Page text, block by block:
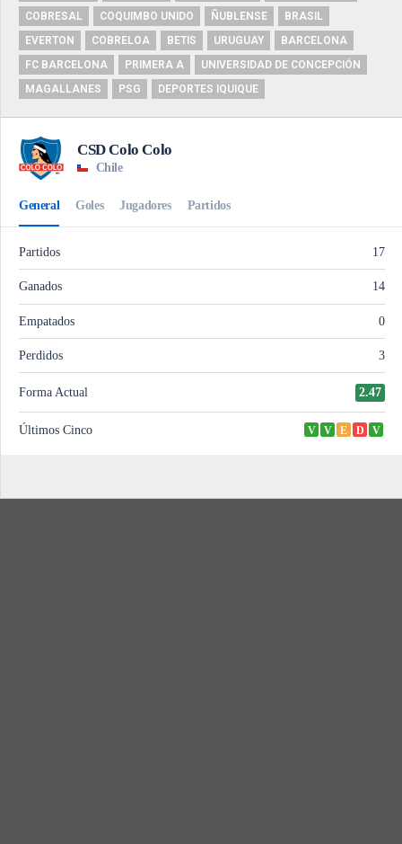
COBRESAL
COQUIMBO UNIDO ÑUBLENSE
BRASIL
EVERTON
COBRELOA BETIS URUGUAY
BARCELONA
FC BARCELONA
PRIMERA A
UNIVERSIDAD DE CONCEPCIÓN
MAGALLANES
PSG DEPORTES IQUIQUE